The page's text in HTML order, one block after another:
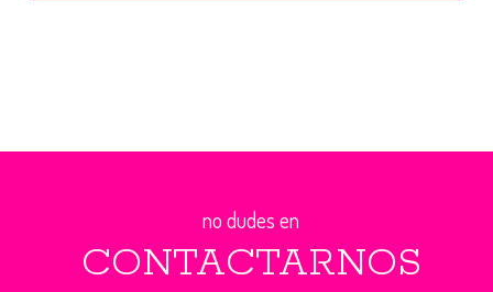
no dudes en
CONTACTARNOS